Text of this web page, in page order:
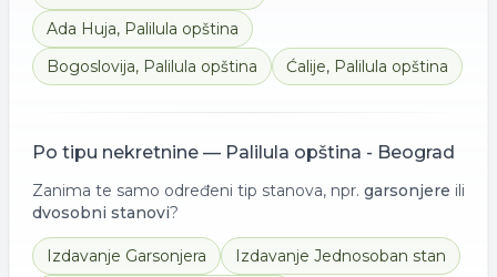
Ada Huja, Palilula opština
Bogoslovija, Palilula opština Ćalije, Palilula opština
Po tipu nekretnine — Palilula opština - Beograd
Zanima te samo određeni tip stanova, npr. garsonjere ili
dvosobni stanovi?
Izdavanje Garsonjera Izdavanje Jednosoban stan